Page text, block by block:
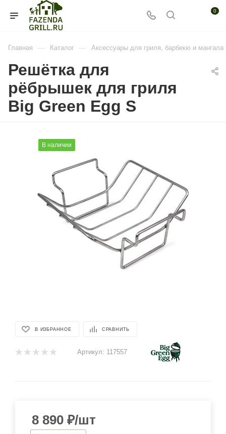
0
Главная — Каталог — Аксессуары для гриля, барбекю и мангала
Решётка для
рёбрышек для гриля
Big Green Egg S
В наличии
В ИЗБРАННОЕ СРАВНИТЬ
Артикул: 117557
8 890 ₽/шт